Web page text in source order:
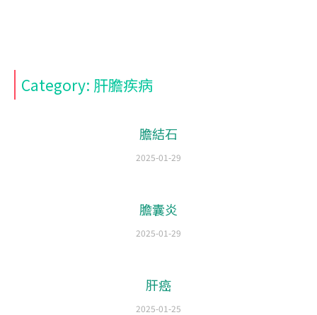
Category: 肝膽疾病
膽結石
2025-01-29
膽囊炎
2025-01-29
肝癌
2025-01-25